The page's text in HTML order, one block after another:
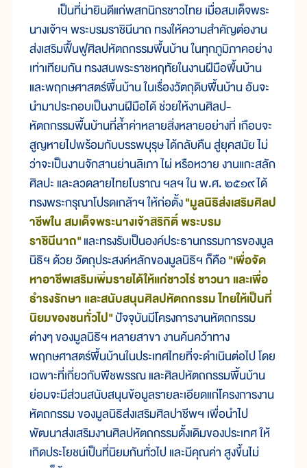
เป็นที่น่ายินดีแก่พสกนิกรชาวไทย เมื่อสมเด็จพระ
นางเจ้าฯ พระบรมราชินีนาถ ทรงให้ความสำคัญต่องาน
ส่งเสริมฟื้นฟูศิลปหัตถกรรมพื้นบ้าน ในทุกภูมิภาคอย่าง
เท่าเทียมกัน ทรงสนพระราชหฤทัยในงานฝีมือพื้นบ้าน
และพฤกษศาสตร์พื้นบ้าน ในเรื่องวัตถุดิบพื้นบ้าน อันจะ
นำมาประกอบเป็นงานฝีมือได้ ช่วยให้งานศิลป-
หัตถกรรมพื้นบ้านที่ล้ำค่าหลายสิ่งหลายอย่างที่ เกือบจะ
สูญหายไปพร้อมกับบรรพบุรุษ ได้กลับคืน สู่ยุคสมัย ไม่
ว่าจะเป็นงานจักสานย่านลิเภา ไผ่ หรือหวาย งานแกะสลัก
ศิลปะ และลวดลายไทยโบราณ ฯลฯ ใน พ.ศ. ๒๕๑๙ ได้
ทรงพระกรุณาโปรดเกล้าฯ ให้ก่อตั้ง"มูลนิธิส่งเสริมศิลป
าชีพใน สมเด็จพระนางเจ้าสิริกิติ์ พระบรม
ราชินีนาถ"และทรงรับเป็นองค์ประธานกรรมการของมูล
นิธิฯ ด้วย วัตถุประสงค์หลักของมูลนิธิฯ ก็คือ"เพื่อจัด
หาอาชีพเสริมเพิ่มรายได้ให้แก่ชาวไร่ ชาวนา และเพื่อ
ธำรงรักษา และสนับสนุนศิลปหัตถกรรม ไทยให้เป็นที่
นิยมของชนทั่วไป"ปัจจุบันมีโครงการงานหัตถกรรม
ต่างๆ ของมูลนิธิฯ หลายสาขา งานค้นคว้าทาง
พฤกษศาสตร์พื้นบ้านในประเทศไทยที่จะดำเนินต่อไป โดย
เฉพาะที่เกี่ยวกับพืชพรรณ และศิลปหัตถกรรมพื้นบ้าน
ย่อมจะมีส่วนสนับสนุนข้อมูลรายละเอียดแก่โครงการงาน
หัตถกรรม ของมูลนิธิส่งเสริมศิลปาชีพฯ เพื่อนำไป
พัฒนาส่งเสริมงานศิลปหัตถกรรมดั้งเดิมของประเทศ ให้
เกิดประโยชน์เป็นที่นิยมกันทั่วไป และมีคุณค่า สูงขึ้นไม่